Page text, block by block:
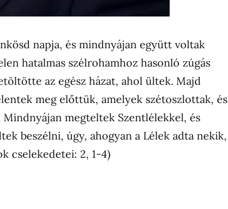
napja, és mindnyájan együtt voltak
hatalmas szélrohamhoz hasonló zúgás
az egész házat, ahol ültek. Majd
meg előttük, amelyek szétoszlottak, és
megteltek Szentlélekkel, és
beszélni, úgy, ahogyan a Lélek adta nekik,
cselekedetei: 2, 1-4)